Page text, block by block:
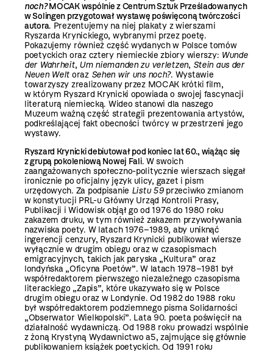
noch?MOCAK wspólnie z Centrum Sztuk Prześladowanych
w Solingen przygotował wystawę poświęconą twórczości
autora. Prezentujemy na niej plakaty z wierszami
Ryszarda Krynickiego, wybranymi przez poetę.
Pokazujemy również część wydanych w Polsce tomów
poetyckich oraz cztery niemieckie zbiory wierszy: Wunde
der Wahrheit, Um niemanden zu verletzen, Stein aus der
Neuen Welt oraz Sehen wir uns noch?. Wystawie
towarzyszy zrealizowany przez MOCAK krótki film,
w którym Ryszard Krynicki opowiada o swojej fascynacji
literaturą niemiecką. Wideo stanowi dla naszego
Muzeum ważną część strategii prezentowania artystów,
podkreślającej fakt obecności twórcy w przestrzeni jego
wystawy.
Ryszard Krynicki debiutował pod koniec lat 60., wiążąc się
z grupą pokoleniową Nowej Fali. W swoich
zaangażowanych społeczno-politycznie wierszach sięgał
ironicznie po oficjalny język ulicy, gazet i pism
urzędowych. Za podpisanie Listu 59przeciwko zmianom
w konstytucji PRL-u Główny Urząd Kontroli Prasy,
Publikacji i Widowisk objął go od 1976 do 1980 roku
zakazem druku, w tym również zakazem przywoływania
nazwiska poety. W latach 1976–1989, aby uniknąć
ingerencji cenzury, Ryszard Krynicki publikował wiersze
wyłącznie w drugim obiegu oraz w czasopismach
emigracyjnych, takich jak paryska „Kultura” oraz
londyńska „Oficyna Poetów”. W latach 1978–1981 był
współredaktorem pierwszego niezależnego czasopisma
literackiego „Zapis”, które ukazywało się w Polsce
drugim obiegu oraz w Londynie. Od 1982 do 1988 roku
był współredaktorem podziemnego pisma Solidarności
„Obserwator Wielkopolski”. Lata 90. poeta poświęcił na
działalność wydawniczą. Od 1988 roku prowadzi wspólnie
z żoną Krystyną Wydawnictwo a5, zajmujące się głównie
publikowaniem książek poetyckich. Od 1991 roku